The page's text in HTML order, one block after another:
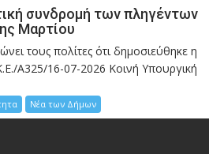
συνδρομή των πληγέντων
Μαρτίου
τους πολίτες ότι δημοσιεύθηκε η
Α325/16-07-2026 Κοινή Υπουργική
Νέα των Δήμων